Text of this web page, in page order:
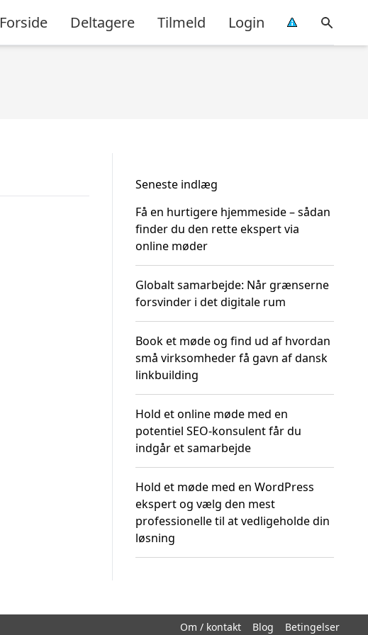
Forside Deltagere Tilmeld Login
Seneste indlæg
Få en hurtigere hjemmeside – sådan
finder du den rette ekspert via
online møder
Globalt samarbejde: Når grænserne
forsvinder i det digitale rum
Book et møde og find ud af hvordan
små virksomheder få gavn af dansk
linkbuilding
Hold et online møde med en
potentiel SEO-konsulent får du
indgår et samarbejde
Hold et møde med en WordPress
ekspert og vælg den mest
professionelle til at vedligeholde din
løsning
Om / kontakt Blog Betingelser